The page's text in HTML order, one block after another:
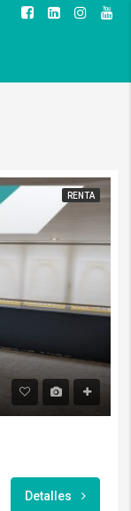
RENTA
Detalles